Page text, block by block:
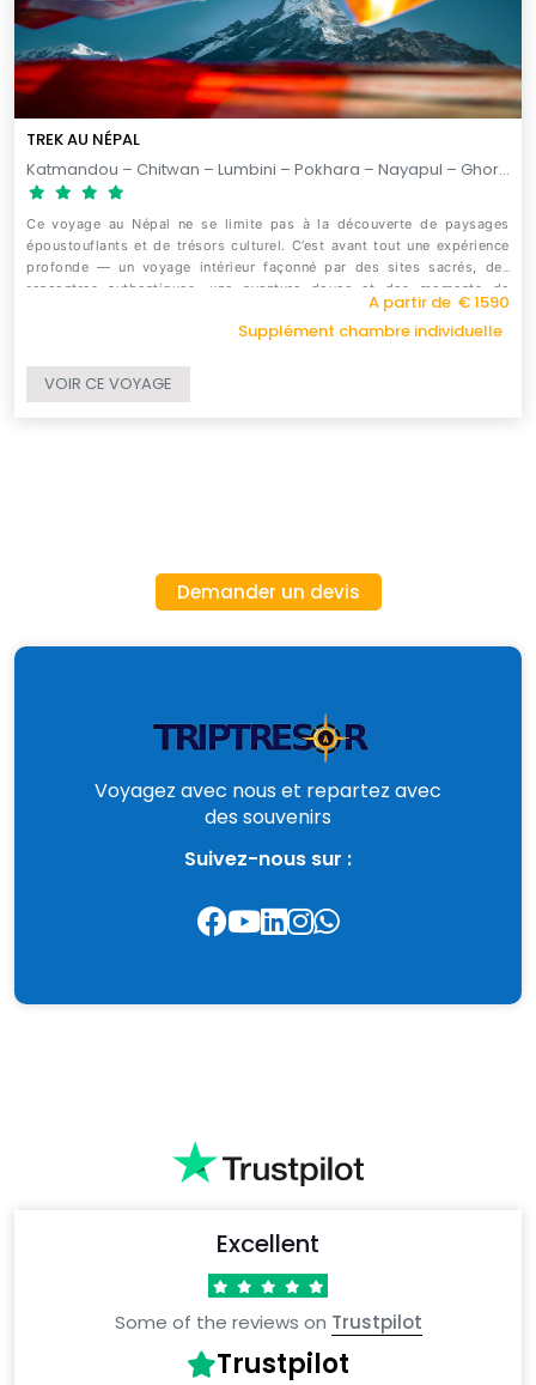
TREK AU NÉPAL
Katmandou – Chitwan – Lumbini – Pokhara – Nayapul – Ghorepani – Tadapani – Ghandruk – Nayapul – Pokhara – Katmandou – Bhaktapur – Dhulikhel / 13 jours
Ce voyage au Népal ne se limite pas à la découverte de paysages
époustouflants et de trésors culturel. C’est avant tout une expérience
profonde — un voyage intérieur façonné par des sites sacrés, des
rencontres authentiques, une aventure douce et des moments de
A partir de € 1590
Supplément chambre individuelle
VOIR CE VOYAGE
Demander un devis
Voyagez avec nous et repartez avec
des souvenirs
Suivez-nous sur :
Excellent
Some of the reviews on Trustpilot
Trustpilot